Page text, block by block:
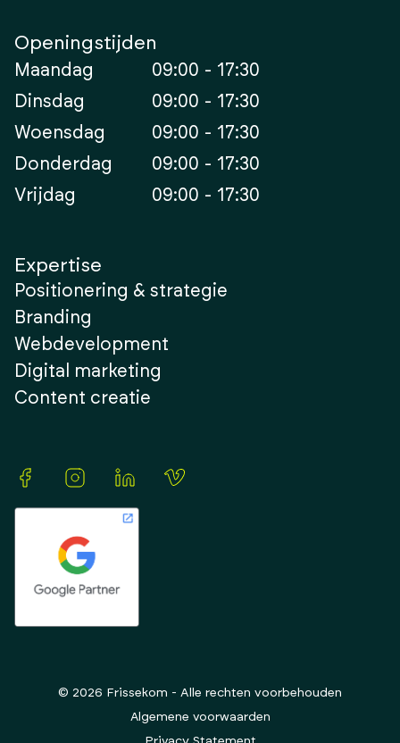
Openingstijden
Maandag
09:00 - 17:30
Dinsdag
09:00 - 17:30
Woensdag
09:00 - 17:30
Donderdag
09:00 - 17:30
Vrijdag
09:00 - 17:30
Expertise
Positionering & strategie
Branding
Webdevelopment
Digital marketing
Content creatie
© 2026 Frissekom - Alle rechten voorbehouden
Algemene voorwaarden